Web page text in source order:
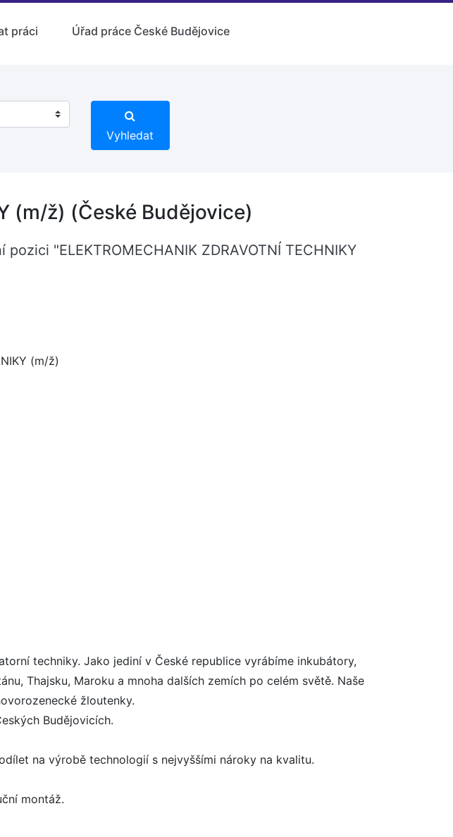
práci Úřad práce České Budějovice
Vyhledat
(m/ž) (České Budějovice)
"ELEKTROMECHANIK ZDRAVOTNÍ TECHNIKY
(m/ž)
techniky. Jako jediní v České republice vyrábíme inkubátory,
Thajsku, Maroku a mnoha dalších zemích po celém světě. Naše
žloutenky.
Budějovicích.
na výrobě technologií s nejvyššími nároky na kvalitu.
montáž.